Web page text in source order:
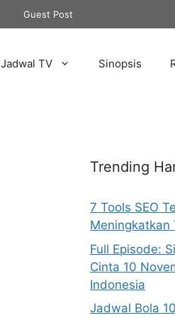
Guest Post
Jadwal TV Sinopsis
Trending
7 Tools SEO
Meningkatkan
Full Episode:
Cinta 10
Indonesia
Jadwal Bola